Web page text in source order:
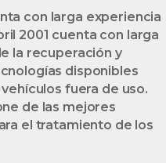
con larga experiencia
2001 cuenta con larga
la recuperación y
disponibles
fuera de uso.
de las mejores
el tratamiento de los